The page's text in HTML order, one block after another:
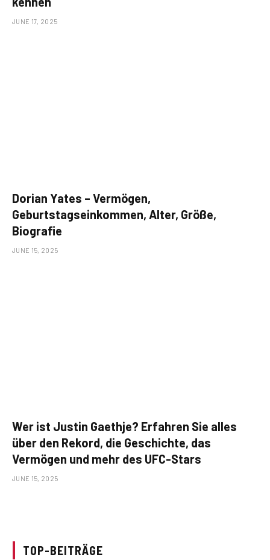
JUNE 17, 2025
Dorian Yates – Vermögen,
Geburtstagseinkommen, Alter, Größe,
Biografie
JUNE 15, 2025
Wer ist Justin Gaethje? Erfahren Sie alles
über den Rekord, die Geschichte, das
Vermögen und mehr des UFC-Stars
JUNE 15, 2025
TOP-BEITRÄGE